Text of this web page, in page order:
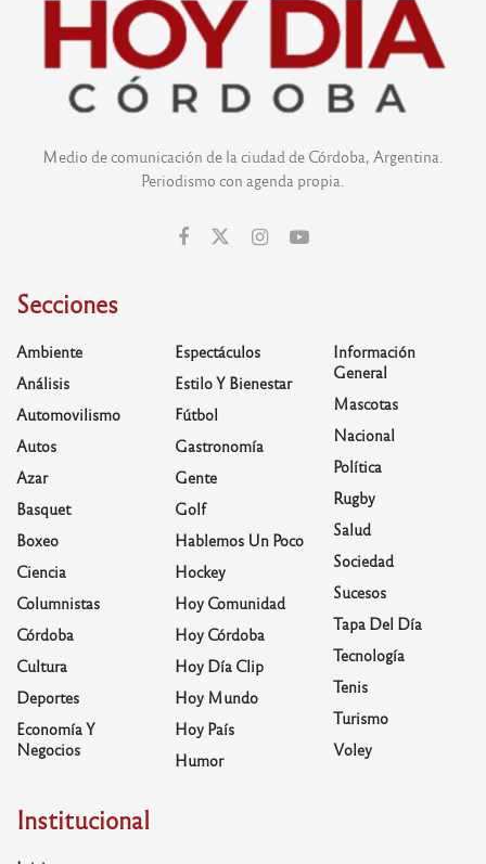
Medio de comunicación de la ciudad de Córdoba, Argentina.
Periodismo con agenda propia.
Secciones
Ambiente
Análisis
Automovilismo
Autos
Azar
Basquet
Boxeo
Ciencia
Columnistas
Córdoba
Cultura
Deportes
Economía Y
Negocios
Espectáculos
Estilo Y Bienestar
Fútbol
Gastronomía
Gente
Golf
Hablemos Un Poco
Hockey
Hoy Comunidad
Hoy Córdoba
Hoy Día Clip
Hoy Mundo
Hoy País
Humor
Información
General
Mascotas
Nacional
Política
Rugby
Salud
Sociedad
Sucesos
Tapa Del Día
Tecnología
Tenis
Turismo
Voley
Institucional